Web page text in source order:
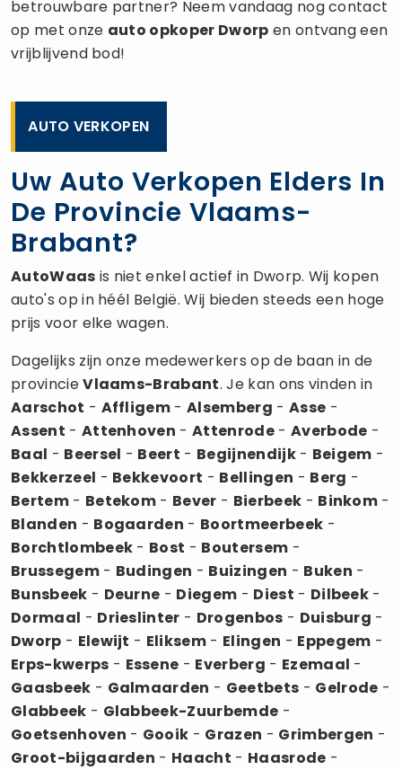
betrouwbare partner? Neem vandaag nog contact
op met onze auto opkoper Dworp en ontvang een
vrijblijvend bod!
AUTO VERKOPEN
Uw Auto Verkopen Elders In
De Provincie Vlaams-
Brabant?
AutoWaas is niet enkel actief in Dworp. Wij kopen
auto's op in héél België. Wij bieden steeds een hoge
prijs voor elke wagen.
Dagelijks zijn onze medewerkers op de baan in de
provincieVlaams-Brabant. Je kan ons vinden in
Aarschot - Affligem -Alsemberg - Asse -
Assent - Attenhoven -Attenrode- Averbode -
Baal - Beersel - Beert - Begijnendijk- Beigem -
Bekkerzeel - Bekkevoort - Bellingen - Berg -
Bertem- Betekom - Bever - Bierbeek - Binkom -
Blanden - Bogaarden - Boortmeerbeek -
Borchtlombeek - Bost - Boutersem -
Brussegem- Budingen - Buizingen - Buken -
Bunsbeek - Deurne - Diegem - Diest - Dilbeek -
Dormaal - Drieslinter - Drogenbos - Duisburg -
Dworp - Elewijt - Eliksem - Elingen - Eppegem -
Erps-kwerps - Essene - Everberg - Ezemaal -
Gaasbeek - Galmaarden - Geetbets - Gelrode -
Glabbeek - Glabbeek-Zuurbemde -
Goetsenhoven - Gooik - Grazen - Grimbergen -
Groot-bijgaarden - Haacht - Haasrode -